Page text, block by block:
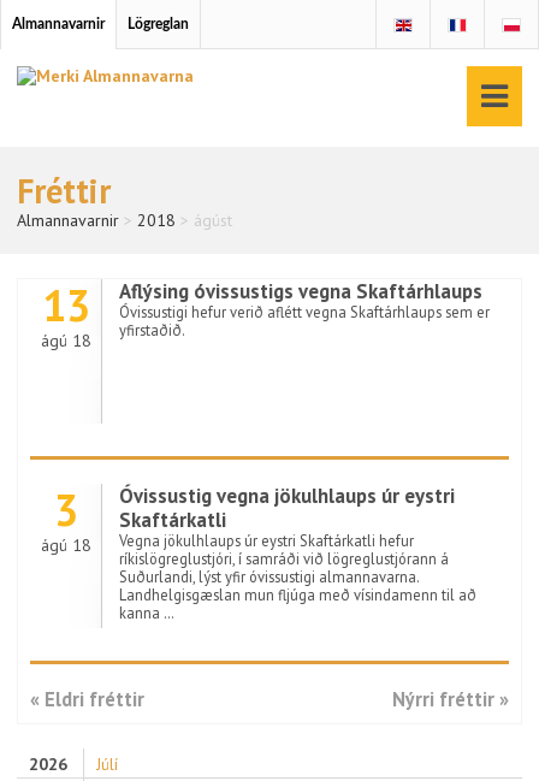
Almannavarnir Lögreglan
Fréttir
Almannavarnir > 2018 > ágúst
2026
Júlí
13
ágú 18
Aflýsing óvissustigs vegna Skaftárhlaups
Óvissustigi hefur verið aflétt vegna Skaftárhlaups sem er
yfirstaðið.
3
ágú 18
Óvissustig vegna jökulhlaups úr eystri
Skaftárkatli
Vegna jökulhlaups úr eystri Skaftárkatli hefur
ríkislögreglustjóri, í samráði við lögreglustjórann á
Suðurlandi, lýst yfir óvissustigi almannavarna.
Landhelgisgæslan mun fljúga með vísindamenn til að
kanna …
« Eldri fréttir Nýrri fréttir »